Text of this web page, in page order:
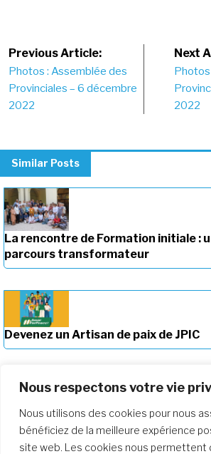
Nous respectons votre vie
Nous utilisons des cookies pour nous
bénéficiez de la meilleure expérience
site web. Les cookies nous permettent
Post
navigation
Previous Article:
Photos : Assemblée des
Provinciales – 6 décembre
2022
Next
2022
Similar Posts
La rencontre de Formation initiale :
parcours transformateur
Devenez un Artisan de paix de JPIC
Approfondir notre parcours de
formation